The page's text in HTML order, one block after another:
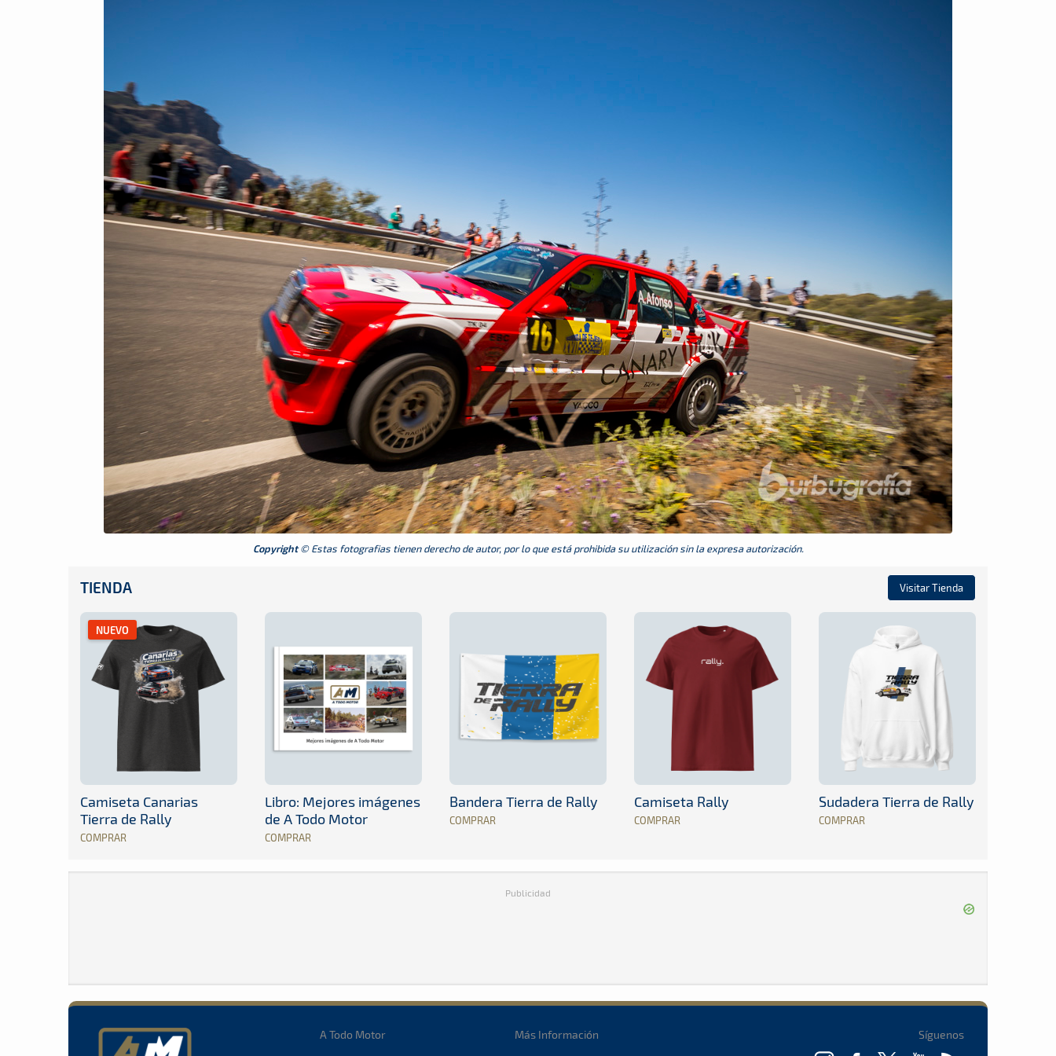
Copyright© Estas fotografias tienen derecho de autor, por lo que está prohibida su utilización sin la expresa autorización.
TIENDA Visitar Tienda
NUEVO
Camiseta Canarias
Tierra de Rally
COMPRAR
Libro: Mejores imágenes
de A Todo Motor
COMPRAR
Bandera Tierra de Rally
COMPRAR
Camiseta Rally
COMPRAR
Sudadera Tierra de Rally
COMPRAR
Publicidad
A Todo Motor Más Información Síguenos